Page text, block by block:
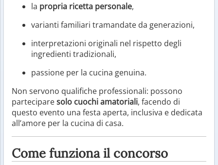
la propria ricetta personale,
varianti familiari tramandate da generazioni,
interpretazioni originali nel rispetto degli
ingredienti tradizionali,
passione per la cucina genuina.
Non servono qualifiche professionali: possono
parteciparesolo cuochi amatoriali, facendo di
questo evento una festa aperta, inclusiva e dedicata
all’amore per la cucina di casa.
Come funziona il concorso